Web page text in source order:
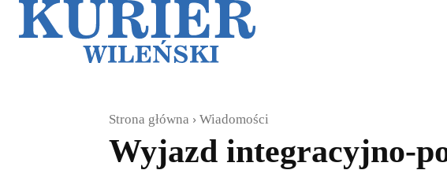
Strona główna Wiadomości
Wyjazd integracyjno-